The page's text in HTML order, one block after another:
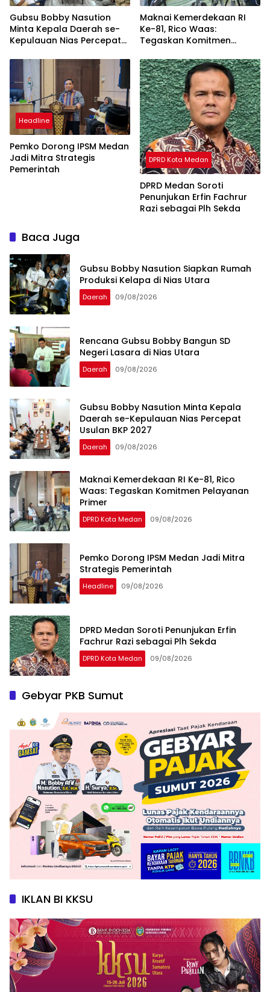
Gubsu Bobby Nasution
Minta Kepala Daerah se-
Kepulauan Nias Percepat
Maknai Kemerdekaan RI
Ke-81, Rico Waas:
Tegaskan Komitmen
Headline
Pemko Dorong IPSM Medan
Jadi Mitra Strategis
Pemerintah
DPRD Kota Medan
DPRD Medan Soroti
Penunjukan Erfin Fachrur
Razi sebagai Plh Sekda
Baca Juga
Gubsu Bobby Nasution Siapkan Rumah
Produksi Kelapa di Nias Utara
Daerah 09/08/2026
Rencana Gubsu Bobby Bangun SD
Negeri Lasara di Nias Utara
Daerah 09/08/2026
Gubsu Bobby Nasution Minta Kepala
Daerah se-Kepulauan Nias Percepat
Usulan BKP 2027
Daerah 09/08/2026
Maknai Kemerdekaan RI Ke-81, Rico
Waas: Tegaskan Komitmen Pelayanan
Primer
DPRD Kota Medan 09/08/2026
Pemko Dorong IPSM Medan Jadi Mitra
Strategis Pemerintah
Headline 09/08/2026
DPRD Medan Soroti Penunjukan Erfin
Fachrur Razi sebagai Plh Sekda
DPRD Kota Medan 09/08/2026
Gebyar PKB Sumut
IKLAN BI KKSU